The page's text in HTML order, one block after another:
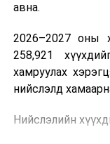
ӨМНӨХ МЭДЭЭ
Улаанбаатарт
авна.
2026–2027 оны
258,921
хамруулах
нийслэлд
Нийслэлийн